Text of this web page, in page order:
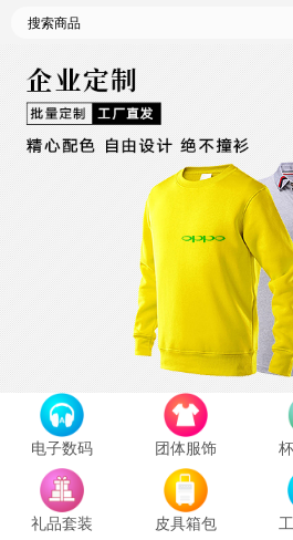
电子数码 团体服饰
礼品套装 皮具箱包